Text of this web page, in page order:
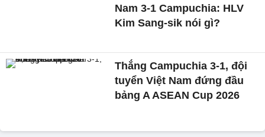
Nam 3-1 Campuchia: HLV
Kim Sang-sik nói gì?
Thắng Campuchia 3-1, đội
tuyển Việt Nam đứng đầu
bảng A ASEAN Cup 2026